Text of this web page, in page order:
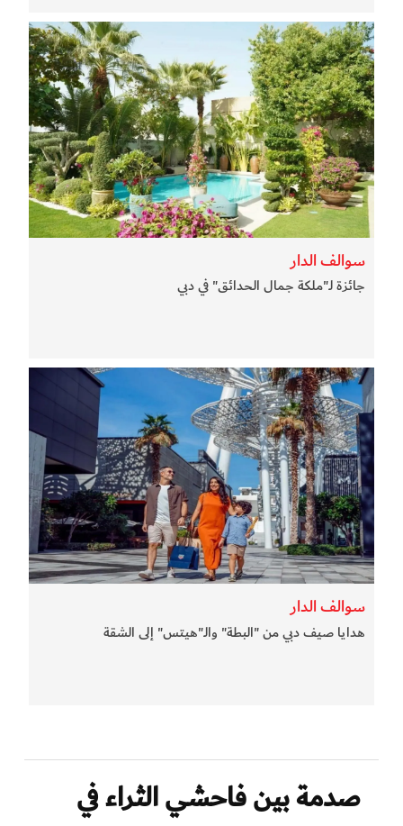
سوالف الدار
جائزة لـ"ملكة جمال الحدائق" في دبي
سوالف الدار
هدايا صيف دبي من "البطة" والـ"هيتس" إلى الشقة
صدمة بين فاحشي الثراء في